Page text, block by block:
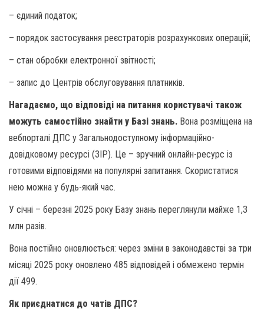
– єдиний податок;
– порядок застосування реєстраторів розрахункових операцій;
– стан обробки електронної звітності;
– запис до Центрів обслуговування платників.
Нагадаємо, що відповіді на питання користувачі також
можуть самостійно знайти у Базі знань. Вона розміщена на
вебпорталі ДПС у Загальнодоступному інформаційно-
довідковому ресурсі (ЗІР). Це – зручний онлайн-ресурс із
готовими відповідями на популярні запитання. Скористатися
нею можна у будь-який час.
У січні – березні 2025 року Базу знань переглянули майже 1,3
млн разів.
Вона постійно оновлюється: через зміни в законодавстві за три
місяці 2025 року оновлено 485 відповідей і обмежено термін
дії 499.
Як приєднатися до чатів ДПС?